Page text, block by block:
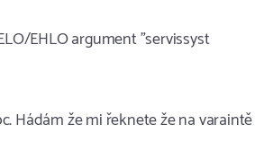
EHLO argument "servi​ssyst​
Hádám že mi řeknete že na varaintě